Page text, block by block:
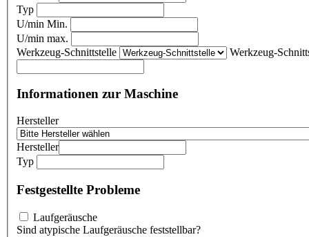
Typ
U/min Min.
U/min max.
Werkzeug-Schnittstelle
Werkzeug-
Informationen zur Maschine
Hersteller
Hersteller
Typ
Festgestellte Probleme
Laufgeräusche
Sind atypische Laufgeräusche feststellbar?